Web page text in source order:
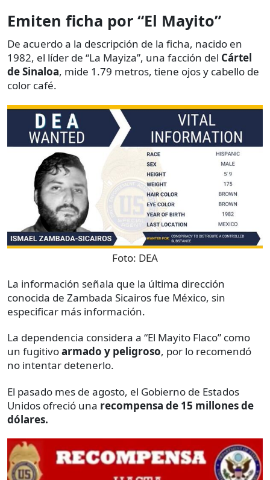
Emiten ficha por “El Mayito”
De acuerdo a la descripción de la ficha, nacido en
1982, el líder de “La Mayiza”, una facción del Cártel
de Sinaloa, mide 1.79 metros, tiene ojos y cabello de
color café.
Foto: DEA
La información señala que la última dirección
conocida de Zambada Sicairos fue México, sin
especificar más información.
La dependencia considera a “El Mayito Flaco” como
un fugitivoarmado y peligroso, por lo recomendó
no intentar detenerlo.
El pasado mes de agosto, el Gobierno de Estados
Unidos ofreció una recompensa de 15 millones de
dólares.